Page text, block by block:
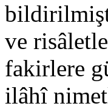
ve
fakirlere
ilâhî